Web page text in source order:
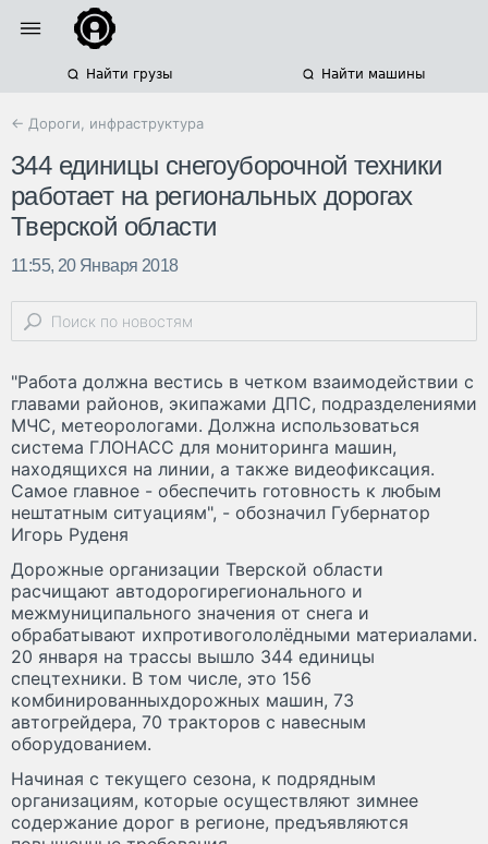
Найти грузы Найти машины
← Дороги, инфраструктура
344 единицы снегоуборочной техники
работает на региональных дорогах
Тверской области
11:55, 20 Января 2018
"Работа должна вестись в четком взаимодействии с
главами районов, экипажами ДПС, подразделениями
МЧС, метеорологами. Должна использоваться
система ГЛОНАСС для мониторинга машин,
находящихся на линии, а также видеофиксация.
Самое главное - обеспечить готовность к любым
нештатным ситуациям", - обозначил Губернатор
Игорь Руденя
Дорожные организации Тверской области
расчищают автодорогирегионального и
межмуниципального значения от снега и
обрабатывают ихпротивогололёдными материалами.
20 января на трассы вышло 344 единицы
спецтехники. В том числе, это 156
комбинированныхдорожных машин, 73
автогрейдера, 70 тракторов с навесным
оборудованием.
Начиная с текущего сезона, к подрядным
организациям, которые осуществляют зимнее
содержание дорог в регионе, предъявляются